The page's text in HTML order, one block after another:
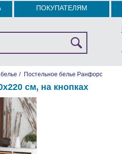
ПОКУПАТЕЛЯМ
/ Постельное белье Ранфорс
см, на кнопках